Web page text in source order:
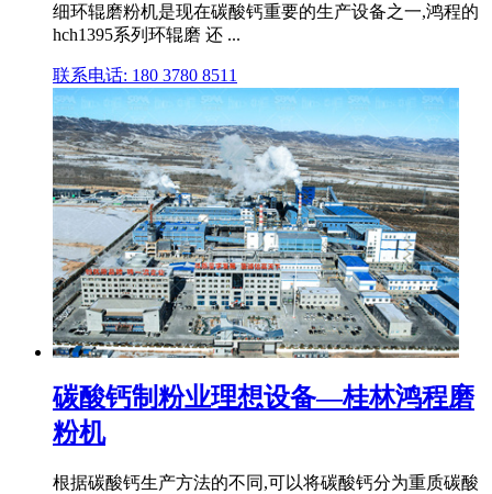
细环辊磨粉机是现在碳酸钙重要的生产设备之一,鸿程的
hch1395系列环辊磨 还 ...
联系电话: 180 3780 8511
碳酸钙制粉业理想设备—桂林鸿程磨
粉机
根据碳酸钙生产方法的不同,可以将碳酸钙分为重质碳酸